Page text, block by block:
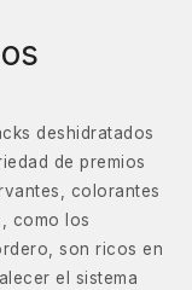
deshidratados
de premios
colorantes
como los
son ricos en
el sistema